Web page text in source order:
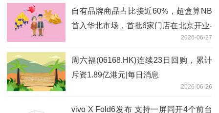
自有品牌商品占比接近60%，超盒算NB
首入华北市场，首批6家门店在北京开业-
2026-06-27
周六福(06168.HK)连续23日回购，累计
斥资1.89亿港元|每日消息
2026-06-26
vivo X Fold6发布 支持一屏同开4个前台